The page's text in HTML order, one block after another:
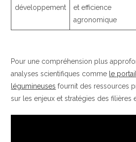
développement
et efficience
agronomique
Pour une compréhension plus
analyses scientifiques comme le
légumineuses fournit des ressources
sur les enjeux et stratégies des filières